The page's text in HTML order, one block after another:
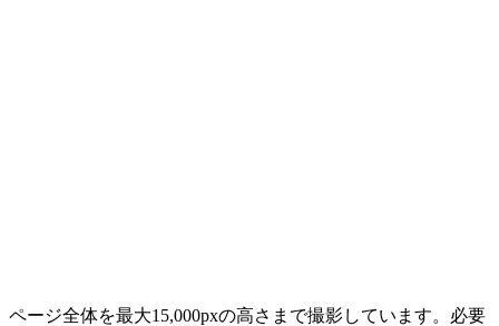
ページ全体を最大15,000pxの高さまで撮影しています。必要